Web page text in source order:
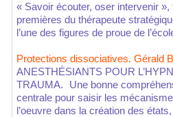
« Savoir écouter, oser intervenir
premières du thérapeute
l’une des figures de proue de
Protections dissociatives. Gérald
ANESTHÉSIANTS POUR
TRAUMA. Une bonne
centrale pour saisir les
l’oeuvre dans la création des